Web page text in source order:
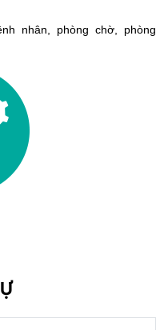
nhân, phòng chờ, phòng